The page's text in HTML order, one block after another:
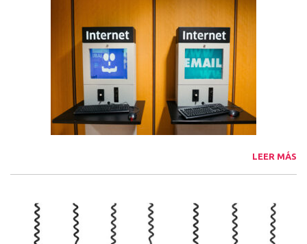
LEER MÁS